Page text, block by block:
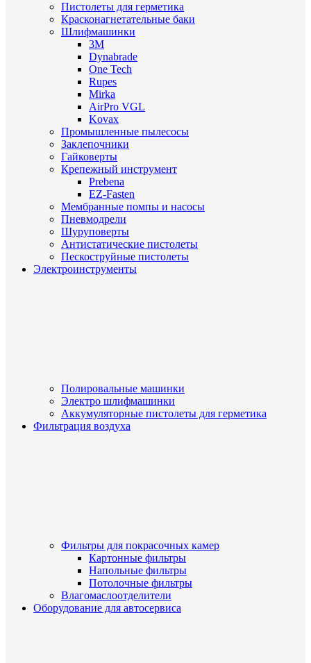
Пистолеты для герметика
Красконагнетательные баки
Шлифмашинки
3M
Dynabrade
One Tech
Rupes
Mirka
AirPro VGL
Kovax
Промышленные пылесосы
Заклепочники
Гайковерты
Крепежный инструмент
Prebena
EZ-Fasten
Мембранные помпы и насосы
Пневмодрели
Шуруповерты
Антистатические пистолеты
Пескоструйные пистолеты
Электроинструменты
Полировальные машинки
Электро шлифмашинки
Аккумуляторные пистолеты для герметика
Фильтрация воздуха
Фильтры для покрасочных камер
Картонные фильтры
Напольные фильтры
Потолочные фильтры
Влагомаслоотделители
Оборудование для автосервиса